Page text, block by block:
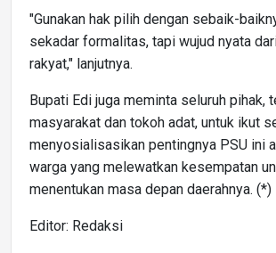
"Gunakan hak pilih dengan sebaik-
sekadar formalitas, tapi wujud nyata
rakyat," lanjutnya.
Bupati Edi juga meminta seluruh pihak,
masyarakat dan tokoh adat, untuk ikut
menyosialisasikan pentingnya PSU ini
warga yang melewatkan kesempatan
menentukan masa depan daerahnya. (*)
Editor: Redaksi